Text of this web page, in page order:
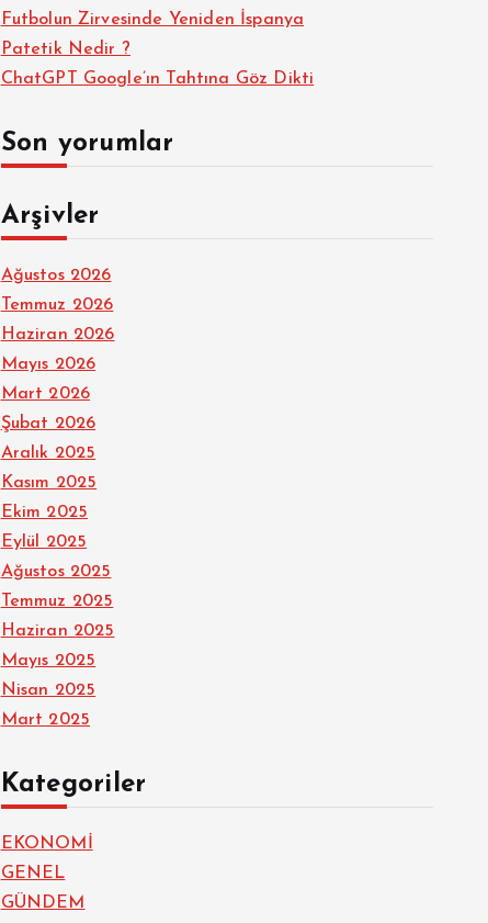
Futbolun Zirvesinde Yeniden İspanya
Patetik Nedir ?
ChatGPT Google’ın Tahtına Göz Dikti
Son yorumlar
Arşivler
Ağustos 2026
Temmuz 2026
Haziran 2026
Mayıs 2026
Mart 2026
Şubat 2026
Aralık 2025
Kasım 2025
Ekim 2025
Eylül 2025
Ağustos 2025
Temmuz 2025
Haziran 2025
Mayıs 2025
Nisan 2025
Mart 2025
Kategoriler
EKONOMİ
GENEL
GÜNDEM